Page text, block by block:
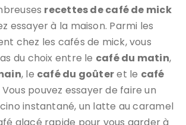
recettes de café de mick
essayer à la maison. Parmi les
chez les cafés de mick, vous
du choix entre le café du matin,
, le café du goûteret le café
Vous pouvez essayer de faire un
instantané, un latte au caramel
glacé rapide pour vous garder à